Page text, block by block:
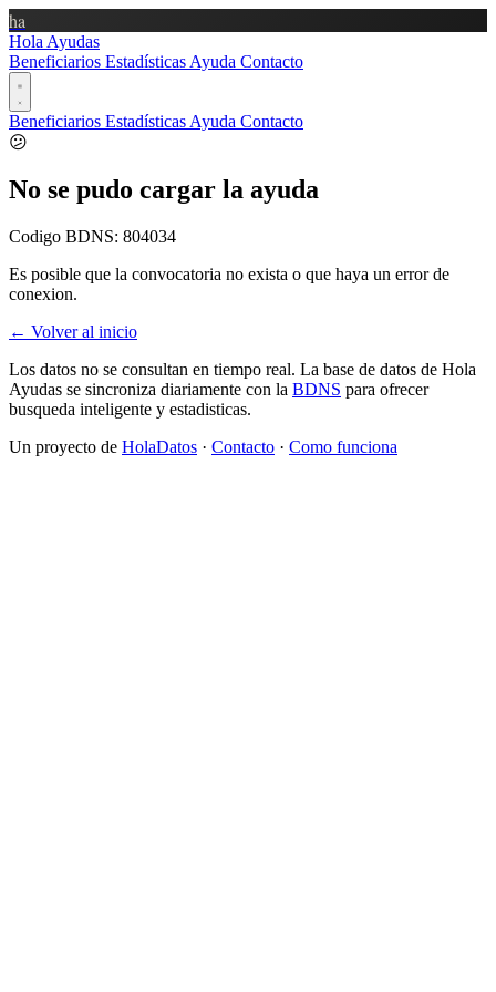
ha
Hola Ayudas
Beneficiarios Estadísticas Ayuda Contacto
Beneficiarios Estadísticas Ayuda Contacto
😕
No se pudo cargar la ayuda
Codigo BDNS: 804034
Es posible que la convocatoria no exista o que haya un error de
conexion.
← Volver al inicio
Los datos no se consultan en tiempo real. La base de datos de Hola
Ayudas se sincroniza diariamente con la BDNS para ofrecer
busqueda inteligente y estadisticas.
Un proyecto de HolaDatos · Contacto · Como funciona